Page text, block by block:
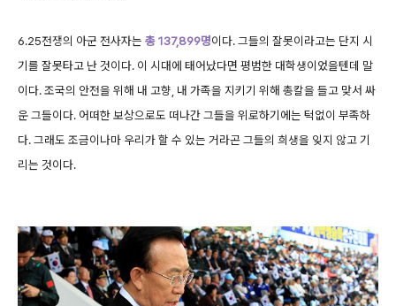
6.25전쟁의 아군 전사자는 총 137,899명이다. 그들의 잘못이라고는 단지 시
기를 잘못타고 난 것이다. 이 시대에 태어났다면 평범한 대학생이었을텐데 말
이다. 조국의 안전을 위해 내 고향, 내 가족을 지키기 위해 총칼을 들고 맞서 싸
운 그들이다. 어떠한 보상으로도 떠나간 그들을 위로하기에는 턱없이 부족하
다. 그래도 조금이나마 우리가 할 수 있는 거라곤 그들의 희생을 잊지 않고 기
리는 것이다.